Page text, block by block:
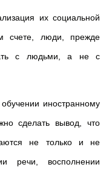
их социальной
счете, люди, прежде
с людьми, а не с
иностранному
сделать вывод, что
не только и не
речи, восполнении